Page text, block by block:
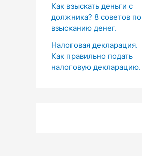
Как взыскать деньги с
должника? 8 советов по
взысканию денег.
Налоговая декларация.
Как правильно подать
налоговую декларацию.